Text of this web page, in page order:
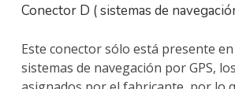
Conector D ( sistemas de
Este conector sólo está presente
sistemas de navegación por GPS,